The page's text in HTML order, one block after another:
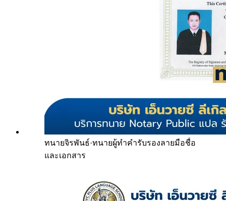
ทนายจิรพันธ์·ทนายผู้ทำคำรับรองลายมือชื่อ
และเอกสาร